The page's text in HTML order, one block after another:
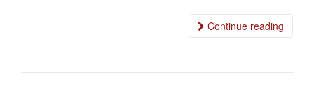
Continue reading